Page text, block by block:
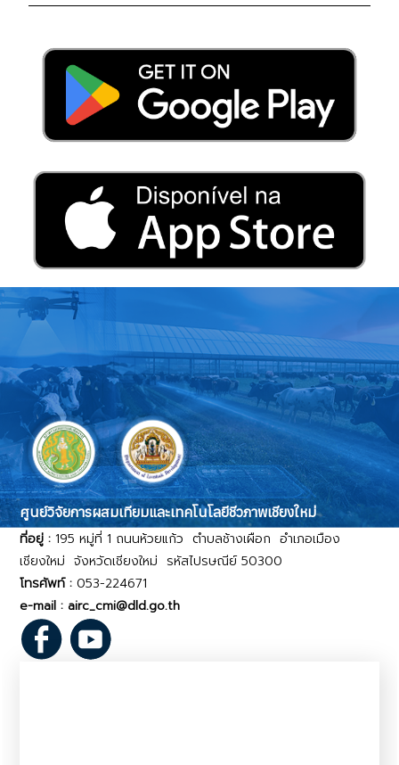
ศูนย์วิจัยการผสมเทียมและเทคโนโลยีชีวภาพเชียงใหม่
ที่อยู่ :195 หมู่ที่ 1 ถนนห้วยแก้ว ตำบลช้างเผือก อำเภอเมือง
เชียงใหม่ จังหวัดเชียงใหม่ รหัสไปรษณีย์ 50300
โทรศัพท์ : 053-224671
e-mail : airc_cmi@dld.go.th